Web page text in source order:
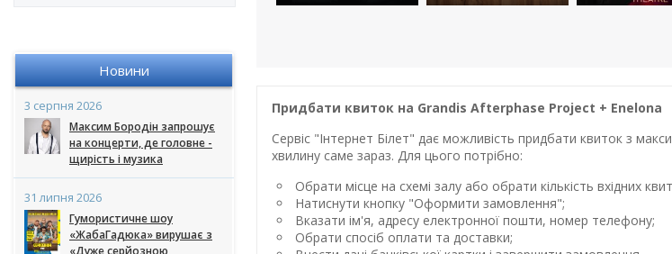
Новини
3 серпня 2026
Максим Бородін запрошує
на концерти, де головне -
щирість і музика
31 липня 2026
Гумористичне шоу
«ЖабаГадюка» вирушає з
«Дуже серйозною
Придбати квиток на Grandis Afterphase Project + Enelona
Сервіс "Інтернет Білет" дає можливість придбати квиток з
хвилину саме зараз. Для цього потрібно:
Обрати місце на схемі залу або обрати кількість вхідних
Натиснути кнопку "Оформити замовлення";
Вказати ім'я, адресу електронної пошти, номер телефону;
Обрати спосіб оплати та доставки;